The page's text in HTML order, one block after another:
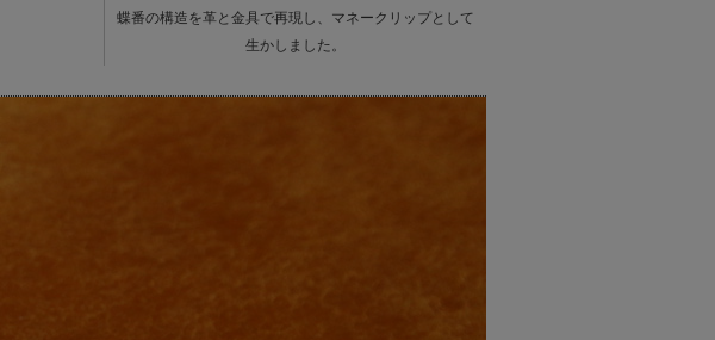
蝶番の構造を革と金具で再現し、マネークリップとして
生かしました。